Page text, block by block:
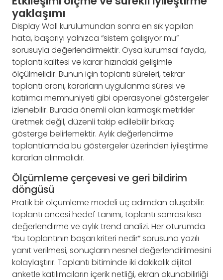
yaklaşımı
Display Wall kurulumundan sonra en sık yapılan
hata, başarıyı yalnızca “sistem çalışıyor mu”
sorusuyla değerlendirmektir. Oysa kurumsal fayda,
toplantı kalitesi ve karar hızındaki gelişimle
ölçülmelidir. Bunun için toplantı süreleri, tekrar
toplantı oranı, kararların uygulanma süresi ve
katılımcı memnuniyeti gibi operasyonel göstergeler
izlenebilir. Burada önemli olan karmaşık metrikler
üretmek değil, düzenli takip edilebilir birkaç
gösterge belirlemektir. Aylık değerlendirme
toplantılarında bu göstergeler üzerinden iyileştirme
kararları alınmalıdır.
Ölçümleme çerçevesi ve geri bildirim
döngüsü
Pratik bir ölçümleme modeli üç adımdan oluşabilir:
toplantı öncesi hedef tanımı, toplantı sonrası kısa
değerlendirme ve aylık trend analizi. Her oturumda
“bu toplantının başarı kriteri nedir” sorusuna yazılı
yanıt verilmesi, sonuçların nesnel değerlendirilmesini
kolaylaştırır. Toplantı bitiminde iki dakikalık dijital
anketle katılımcıların içerik netliği, ekran okunabilirliği